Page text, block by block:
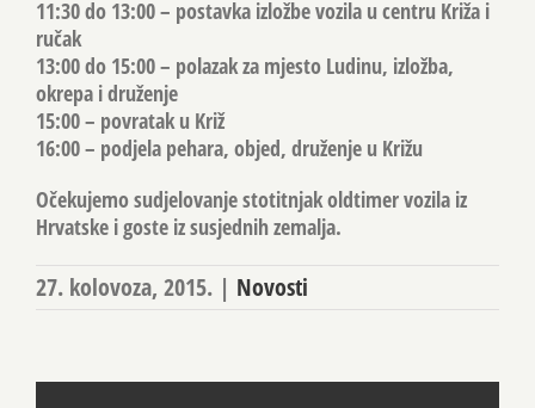
11:30 do 13:00 – postavka izložbe vozila u centru Križa i
ručak
13:00 do 15:00 – polazak za mjesto Ludinu, izložba,
okrepa i druženje
15:00 – povratak u Križ
16:00 – podjela pehara, objed, druženje u Križu
Očekujemo sudjelovanje stotitnjak oldtimer vozila iz
Hrvatske i goste iz susjednih zemalja.
27. kolovoza, 2015. | Novosti